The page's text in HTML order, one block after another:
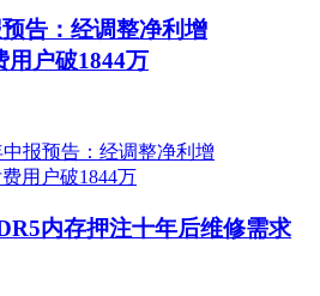
告：经调整净利增
户破1844万
内存押注十年后维修需求